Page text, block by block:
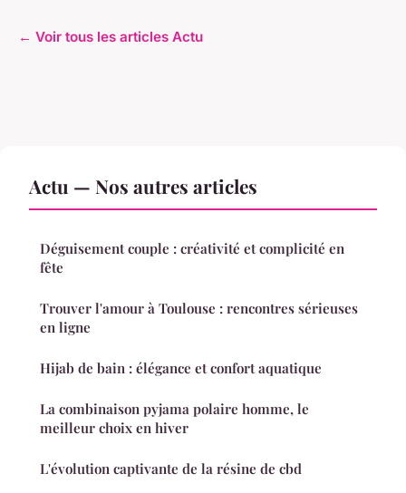
← Voir tous les articles Actu
Actu — Nos autres articles
Déguisement couple : créativité et complicité en
fête
Trouver l'amour à Toulouse : rencontres sérieuses
en ligne
Hijab de bain : élégance et confort aquatique
La combinaison pyjama polaire homme, le
meilleur choix en hiver
L'évolution captivante de la résine de cbd